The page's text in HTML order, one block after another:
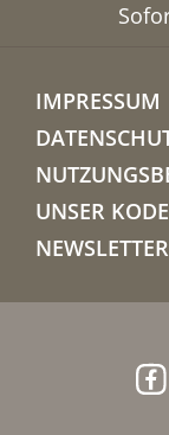
IMPRESSUM
UNSER
NEWSLETTER